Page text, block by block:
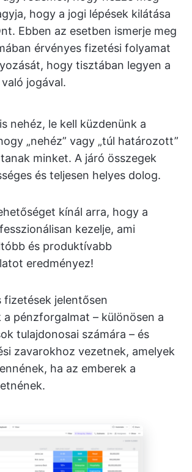
hogy a jogi lépések kilátása
Ebben az esetben ismerje meg
érvényes fizetési folyamat
hogy tisztában legyen a
jogával.
nehéz, le kell küzdenünk a
„nehéz” vagy „túl határozott”
minket. A járó összegek
és teljesen helyes dolog.
kínál arra, hogy a
kezelje, ami
és produktívabb
eredményez!
fizetések jelentősen
a pénzforgalmat – különösen a
tulajdonosai számára – és
zavarokhoz vezetnek, amelyek
ha az emberek a